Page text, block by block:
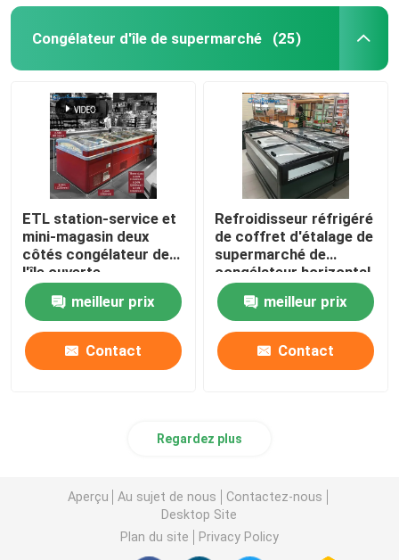
Congélateur d'île de supermarché (25)
ETL station-service et
mini-magasin deux
côtés congélateur de
l'île ouverte
meilleur prix
Contact
Refroidisseur réfrigéré
de coffret d'étalage de
supermarché de
congélateur horizontal
d'île
meilleur prix
Contact
Regardez plus
Aperçu Au sujet de nous
Contactez-nous
Desktop Site
Plan du site
Privacy Policy